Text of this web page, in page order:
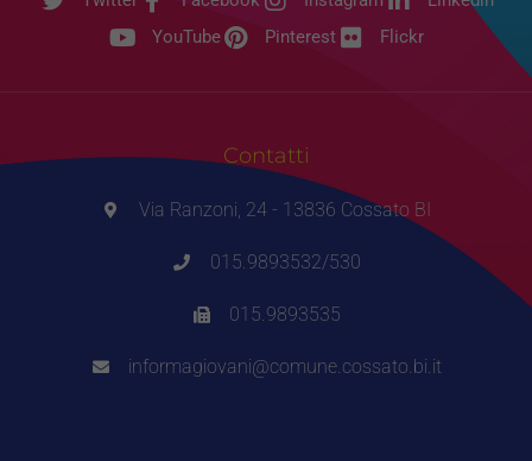
YouTube
Pinterest Flickr
Contatti
Via Ranzoni, 24 - 13836 Cossato BI
015.9893532/530
015.9893535
informagiovani@comune.cossato.bi.it